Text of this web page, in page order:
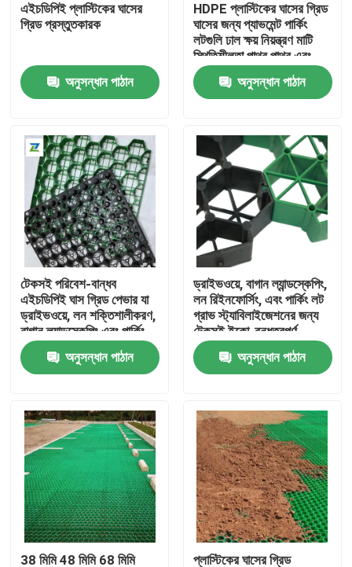
পণ্য
ভিডিও
VR প্রদর্শন
আমাদের সম্পর্কে
কারখানা ভ্রমণ
মান নিয়ন্ত্রণ
আমাদের সাথে যোগাযোগ করুন
উদ্ধৃতির জন্য আবেদন
জিওটেক্সটাইল জিওগ্রিড
এইচডিপিই প্লাস্টিকের ঘাসের
গ্রিড প্রস্তুতকারক
অনুসন্ধান পাঠান
HDPE প্লাস্টিকের ঘাসের গ্রিড
ঘাসের জন্য প্যাভমেন্ট পার্কিং
লটগুলি ঢাল ক্ষয় নিয়ন্ত্রণ মাটি
স্থিতিশীলতা পাথর পাথর এবং
ল্যান্ডস্কেপিং প্লাস্টিকের ঘাসের
গ্রিড
অনুসন্ধান পাঠান
টেকসই পরিবেশ-বান্ধব
এইচডিপিই ঘাস গ্রিড পেভার যা
ড্রাইভওয়ে, লন শক্তিশালীকরণ,
বাগান ল্যান্ডস্কেপিং এবং পার্কিং
লটের পাথরের স্থিতিশীলতার জন্য
ব্যবহৃত হয় অনুসন্ধান পাঠান
ড্রাইভওয়ে, বাগান ল্যান্ডস্কেপিং,
লন রিইনফোর্সিং, এবং পার্কিং লট
গ্রাভ স্ট্যাবিলাইজেশনের জন্য
টেকসই ইকো-বন্ধুত্বপূর্ণ
এইচডিপিই গ্রাস গ্রিড প্যাভার
অনুসন্ধান পাঠান
38 মিমি 48 মিমি 68 মিমি প্লাস্টিকের ঘাসের গ্রিড